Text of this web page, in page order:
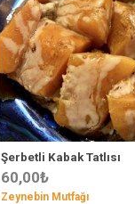
Şerbetli Kabak Tatlısı
60,00₺
Zeynebin Mutfağı